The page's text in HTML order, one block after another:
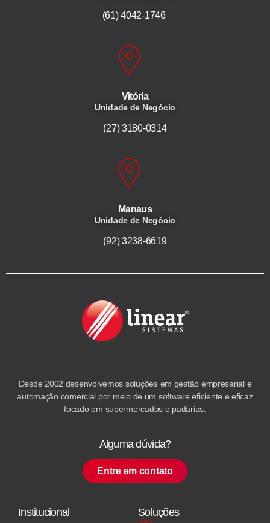
(61) 4042-1746
Vitória
Unidade de Negócio
(27) 3180-0314
Manaus
Unidade de Negócio
(92) 3238-6619
Desde 2002 desenvolvemos soluções em gestão empresarial e
automação comercial por meio de um software eficiente e eficaz
focado em supermercados e padarias.
Alguma dúvida?
Entre em contato
Institucional Soluções